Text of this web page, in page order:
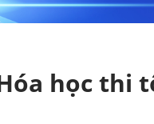
học thi